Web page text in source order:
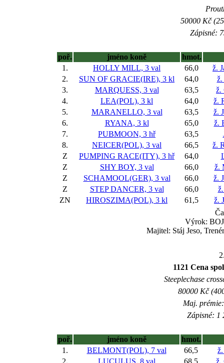
50000 Kč
Zápisné:
poř. jméno koně
hmot.
1.
HOLLY MILL, 3 val 66,0
ž.
2.
SUN OF GRACIE(IRE), 3 kl 64,0
ž.
3.
MARQUESS, 3 val 63,5
ž.
4.
LEA(POL), 3 kl 64,0
ž.
5.
MARANELLO, 3 val 63,5
ž.
6.
RYANA, 3 kl 65,0
ž.
7.
PUBMOON, 3 hř 63,5
8.
NEICER(POL), 3 val 66,5
ž.
Z
PUMPING RACE(ITY), 3 hř 64,0
Z
SHY BOY, 3 val 66,0
ž.
Z
SCHAMOOL(GER), 3 val 66,0
ž.
Z
STEP DANCER, 3 val 66,0
ZN
HIROSZIMA(POL), 3 kl 61,5
ž.
Výrok: BOJ
Majitel: Stáj Jeso,
1121 Cena
Steeplechase
80000 Kč
Maj.
Zápisné: 1
poř. jméno koně
hmot.
1.
BELMONT(POL), 7 val 66,5
2.
LUCULUS, 8 val 68,5
ž.